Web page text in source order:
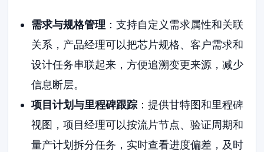
需求与规格管理 ：支持自定义需求属性和关联
关系，产品经理可以把芯片规格、客户需求和
设计任务串联起来，方便追溯变更来源，减少
信息断层。
项目计划与里程碑跟踪：提供甘特图和里程碑
视图，项目经理可以按流片节点、验证周期和
量产计划拆分任务，实时查看进度偏差，及时